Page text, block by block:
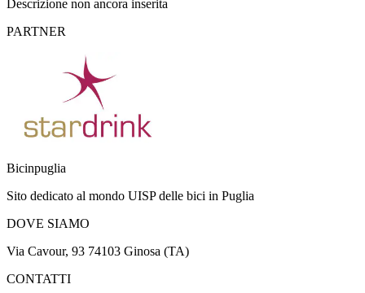
Descrizione non ancora inserita
PARTNER
Bicinpuglia
Sito dedicato al mondo UISP delle bici in Puglia
DOVE SIAMO
Via Cavour, 93 74103 Ginosa (TA)
CONTATTI